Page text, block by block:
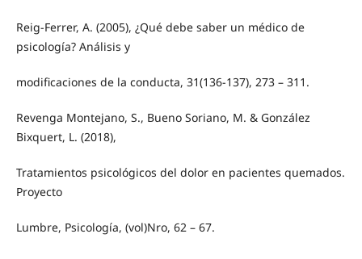
Reig-Ferrer, A. (2005), ¿Qué debe saber un médico de
psicología? Análisis y
modificaciones de la conducta, 31(136-137), 273 – 311.
Revenga Montejano, S., Bueno Soriano, M. & González
Bixquert, L. (2018),
Tratamientos psicológicos del dolor en pacientes quemados.
Proyecto
Lumbre, Psicología, (vol)Nro, 62 – 67.